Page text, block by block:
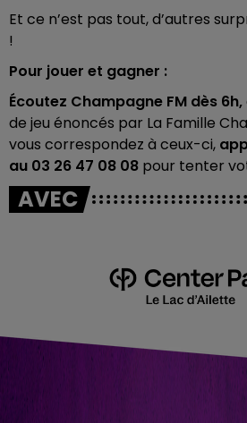
Et ce n’est pas tout, d’autres
!
Pour jouer et gagner :
Écoutez Champagne FM dès 6h,
de jeu énoncés par La Famille
vous correspondez à ceux-ci,
au 03 26 47 08 08 pour tenter
AVEC